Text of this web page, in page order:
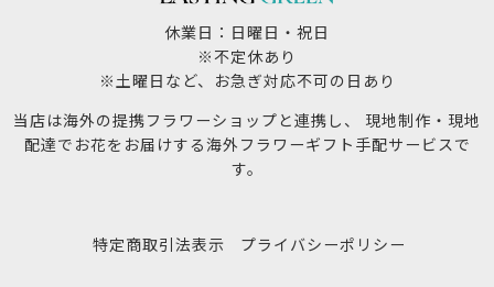
休業日：日曜日・祝日
※不定休あり
※土曜日など、お急ぎ対応不可の日あり
当店は海外の提携フラワーショップと連携し、 現地制作・現地
配達でお花をお届けする海外フラワーギフト手配サービスで
す。
特定商取引法表示 プライバシーポリシー